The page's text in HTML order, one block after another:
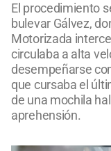
El procedimiento
bulevar Gálvez,
Motorizada
circulaba a alta
desempeñarse
que cursaba el
de una mochila
aprehensión.